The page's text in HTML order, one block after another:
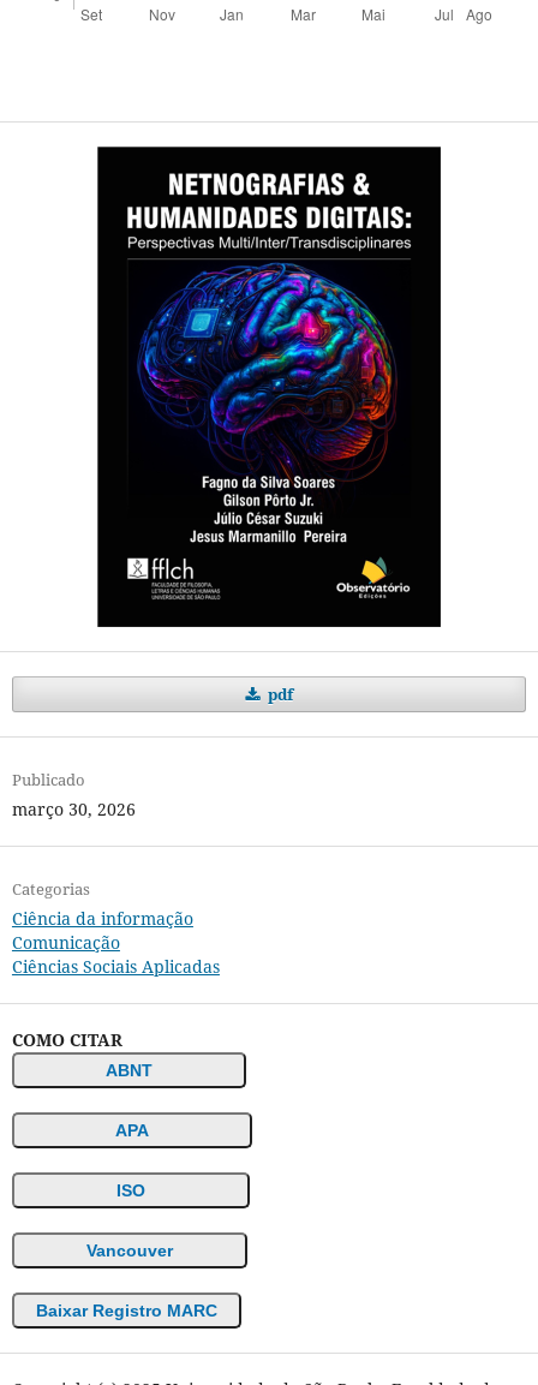
pdf
Publicado
março 30, 2026
Categorias
Ciência da informação
Comunicação
Ciências Sociais Aplicadas
COMO CITAR
ABNT
APA
ISO
Vancouver
Baixar Registro MARC